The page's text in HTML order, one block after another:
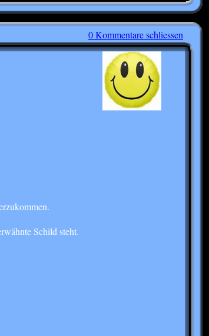
0 Kommentare schliessen
Schild steht.